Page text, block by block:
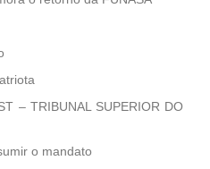
– TRIBUNAL SUPERIOR DO
o mandato